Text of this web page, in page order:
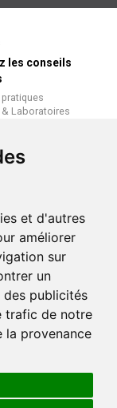
et d'autres
améliorer
sur
un
des publicités
trafic de notre
la provenance
les conseils
& Laboratoires
/ Point retrait
en ligne et
commande
chez vous ou en
chez vous ou en